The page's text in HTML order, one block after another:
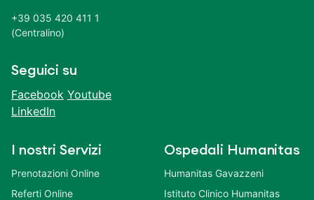
+39 035 420 411 1
(Centralino)
Seguici su
Facebook Youtube
LinkedIn
I nostri Servizi
Prenotazioni Online
Referti Online
Ospedali Humanitas
Humanitas Gavazzeni
Istituto Clinico Humanitas